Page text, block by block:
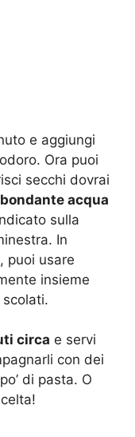
e aggiungi
Ora puoi
secchi dovrai
acqua
sulla
In
, puoi usare
insieme
circa e servi
con dei
di pasta. O